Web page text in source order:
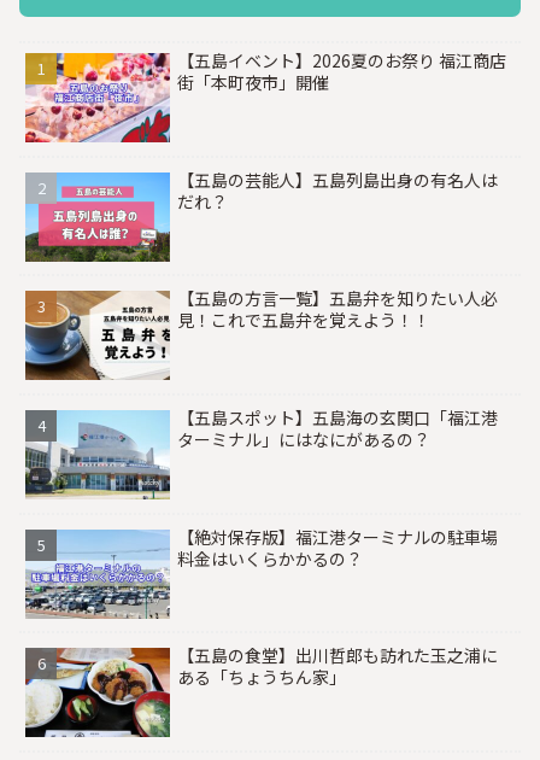
【五島イベント】2026夏のお祭り 福江商店
街「本町夜市」開催
【五島の芸能人】五島列島出身の有名人は
だれ？
【五島の方言一覧】五島弁を知りたい人必
見！これで五島弁を覚えよう！！
【五島スポット】五島海の玄関口「福江港
ターミナル」にはなにがあるの？
【絶対保存版】福江港ターミナルの駐車場
料金はいくらかかるの？
【五島の食堂】出川哲郎も訪れた玉之浦に
ある「ちょうちん家」